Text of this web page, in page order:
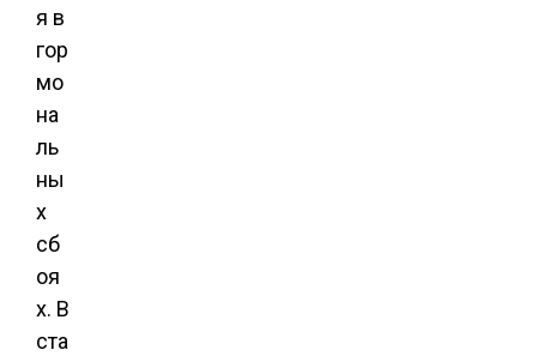
я в
гор
мо
на
ль
ны
х
сб
оя
х. В
ста